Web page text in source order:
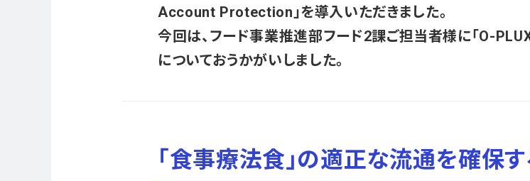
Account Protection」を導入いただきました。
今回は、フード事業推進部フード2課ご担当者様に「O-
についておうかがいしました。
「食事療法食」の適正な流通を確保